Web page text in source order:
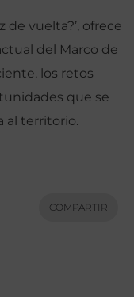
de vuelta?’, ofrece
del Marco de
los retos
que se
al territorio.
COMPARTIR